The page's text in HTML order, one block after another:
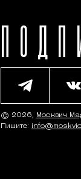
© 2026, Москвич
Пишите: